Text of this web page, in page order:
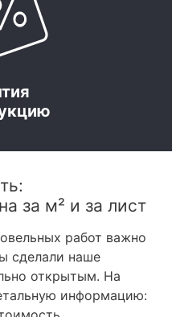
за м² и за лист
работ важно
сделали наше
открытым. На
информацию: